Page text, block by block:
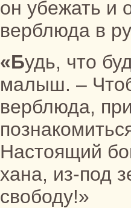
он убежать и
верблюда в
«Будь, что будет! – подумал
малыш. –
верблюда,
Настоящий
ханa, из-под
свободу!»